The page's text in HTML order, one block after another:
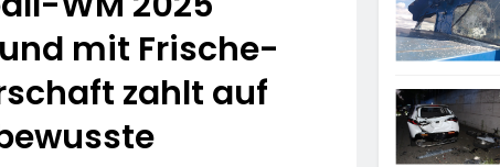
mit Frische-
zahlt auf